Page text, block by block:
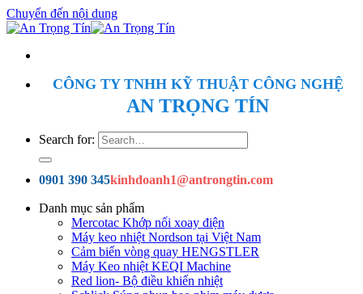
Chuyển đến nội dung
CÔNG TY TNHH KỸ THUẬT CÔNG NGHỆ
AN TRỌNG TÍN
Search for:
0901 390 345kinhdoanh1@antrongtin.com
Danh mục sản phẩm
Mercotac Khớp nối xoay điện
Máy keo nhiệt Nordson tại Việt Nam
Cảm biến vòng quay HENGSTLER
Máy Keo nhiệt KEQI Machine
Red lion- Bộ điều khiển nhiệt